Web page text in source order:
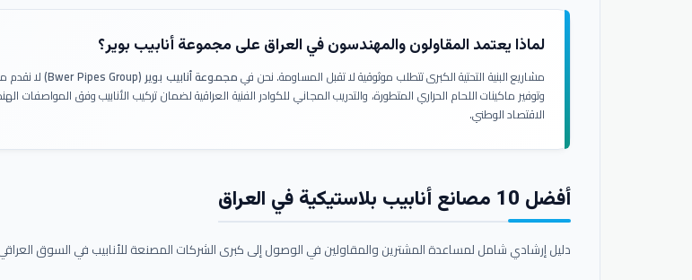
لماذا يعتمد المقاولون والمهندسون في العراق على مجموعة أنابيب بوير؟
مشاريع البنية التحتية الكبرى تتطلب موثوقية لا تقبل المساومة. نحن فيمجموعة أنابيب بوير (Bwer Pipes Group)
لا نقدم
وتوفير ماكينات اللحام الحراري المتطورة، والتدريب المجاني للكوادر الفنية العراقية لضمان تركيب الأنابيب وفق
الاقتصاد الوطني.
أفضل 10 مصانع أنابيب بلاستيكية في العراق
دليل إرشادي شامل لمساعدة المشترين والمقاولين في الوصول إلى كبرى الشركات المصنعة للأنابيب في السوق